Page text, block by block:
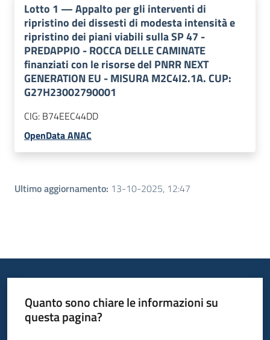
Lotto 1 —Appalto per gli interventi di
ripristino dei dissesti di modesta intensità e
ripristino dei piani viabili sulla SP 47 -
PREDAPPIO - ROCCA DELLE CAMINATE
finanziati con le risorse del PNRR NEXT
GENERATION EU - MISURA M2C4I2.1A. CUP:
G27H23002790001
CIG: B74EEC44DD
OpenData ANAC
Ultimo aggiornamento: 13-10-2025, 12:47
Quanto sono chiare le informazioni su
questa pagina?